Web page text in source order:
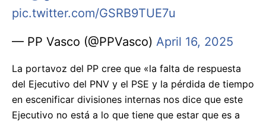
pic.twitter.com/GSRB9TUE7u
— PP Vasco (@PPVasco) April 16, 2025
La portavoz del PP cree que «la falta de respuesta
del Ejecutivo del PNV y el PSE y la pérdida de tiempo
en escenificar divisiones internas nos dice que este
Ejecutivo no está a lo que tiene que estar que es a